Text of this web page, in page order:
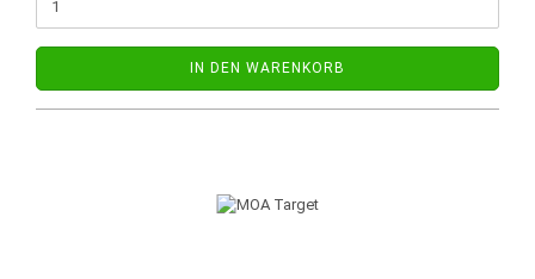
IN DEN WARENKORB